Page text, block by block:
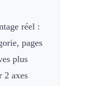
réel :
pages
plus
2 axes